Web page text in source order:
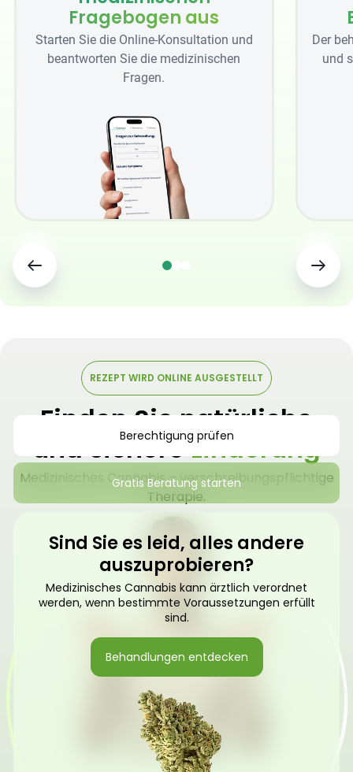
Fragebogen aus
Starten Sie die Online-Konsultation und
beantworten Sie die medizinischen
Fragen.
Der
und
REZEPT WIRD ONLINE AUSGESTELLT
Finden Sie natürliche
und sichereLinderung
Medizinisches Cannabis – verschreibungspflichtige
Therapie.
Berechtigung prüfen
Gratis Beratung starten
Sind Sie es leid, alles andere
auszuprobieren?
Medizinisches Cannabis kann ärztlich verordnet
werden, wenn bestimmte Voraussetzungen erfüllt
sind.
Behandlungen entdecken